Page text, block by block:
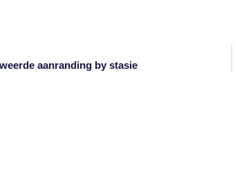
aanranding by stasie